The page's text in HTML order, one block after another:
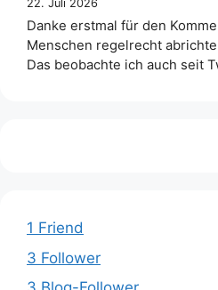
22. Juli 2026
Danke erstmal für den
Menschen regelrecht
Das beobachte ich auch seit
1 Friend
3 Follower